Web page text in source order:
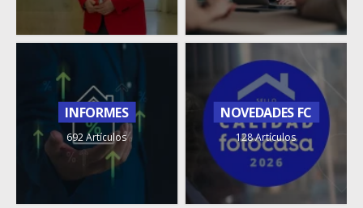
INFORMES
692 Artículos
NOVEDADES FC
128 Artículos